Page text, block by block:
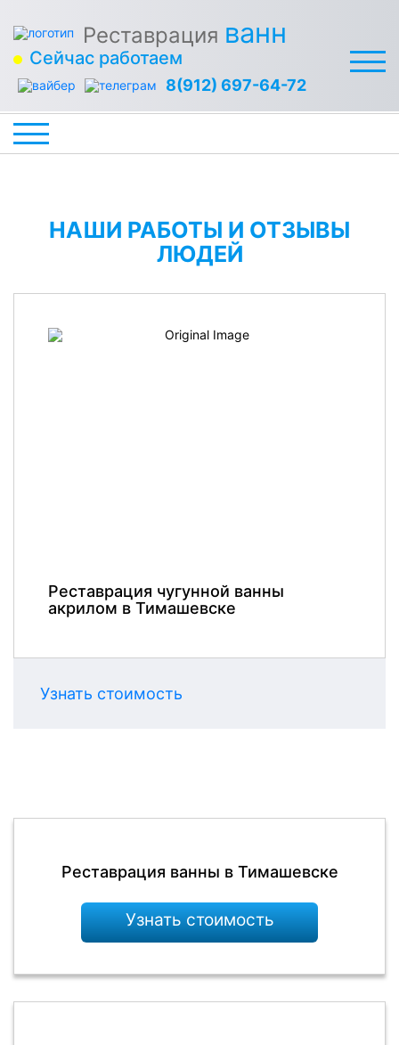
Реставрация ванн
Сейчас работаем
8(912) 697-64-72
НАШИ РАБОТЫ И ОТЗЫВЫ
ЛЮДЕЙ
Реставрация чугунной ванны
акрилом в Тимашевске
Узнать стоимость
Реставрация ванны в Тимашевске
Узнать стоимость